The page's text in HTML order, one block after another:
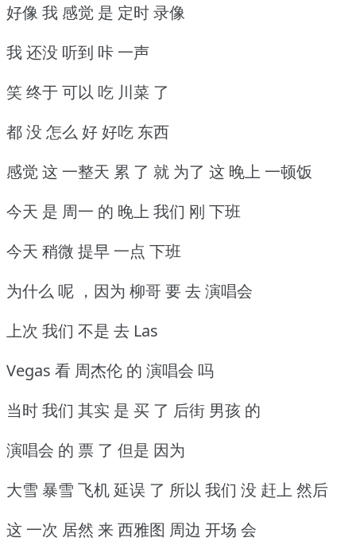
好像 我 感觉 是 定时 录像
我 还没 听到 咔 一声
笑 终于 可以 吃 川菜 了
都 没 怎么 好 好吃 东西
感觉 这 一整天 累 了 就 为了 这 晚上 一顿饭
今天 是 周一 的 晚上 我们 刚 下班
今天 稍微 提早 一点 下班
为什么 呢 ，因为 柳哥 要 去 演唱会
上次 我们 不是 去 Las
Vegas 看 周杰伦 的 演唱会 吗
当时 我们 其实 是 买 了 后街 男孩 的
演唱会 的 票 了 但是 因为
大雪 暴雪 飞机 延误 了 所以 我们 没 赶上 然后
这 一次 居然 来 西雅图 周边 开场 会